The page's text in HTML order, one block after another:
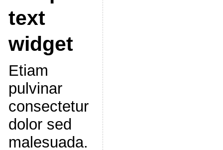
text
widget
Etiam
pulvinar
consectetur
dolor sed
malesuada.